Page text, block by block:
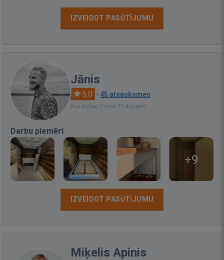
IZVEIDOT PASŪTĪJUMU
Jānis
5.0 · 45 atsauksmes
Bija vietnē: Pirms 11 dienām
Darbu piemēri
+9
IZVEIDOT PASŪTĪJUMU
Miķelis Apinis